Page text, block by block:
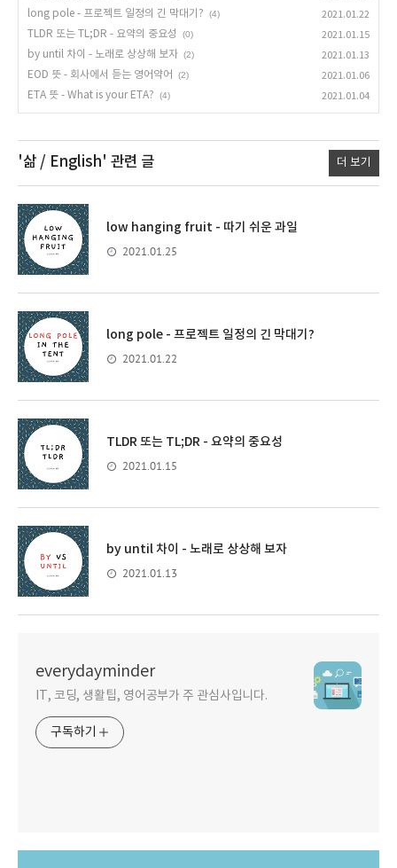
long pole - 프로젝트 일정의 긴 막대기?
(4)
2021.01.22
TLDR 또는 TL;DR - 요약의 중요성
(0)
2021.01.15
by until 차이 - 노래로 상상해 보자 (2)
2021.01.13
EOD 뜻 - 회사에서 듣는 영어약어
(2)
2021.01.06
ETA 뜻 - What is your ETA?
(4) 2021.01.04
'삶 / English' 관련 글 더 보기
low hanging fruit - 따기 쉬운 과일
2021.01.25
long pole - 프로젝트 일정의 긴 막대기?
2021.01.22
TLDR 또는 TL;DR - 요약의 중요성
2021.01.15
by until 차이 - 노래로 상상해 보자
2021.01.13
everydayminder
IT, 코딩, 생활팁, 영어공부가 주 관심사입니다.
구독하기